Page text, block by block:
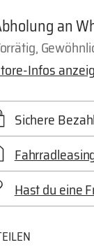
an
Infos
Sichere
Hast du eine